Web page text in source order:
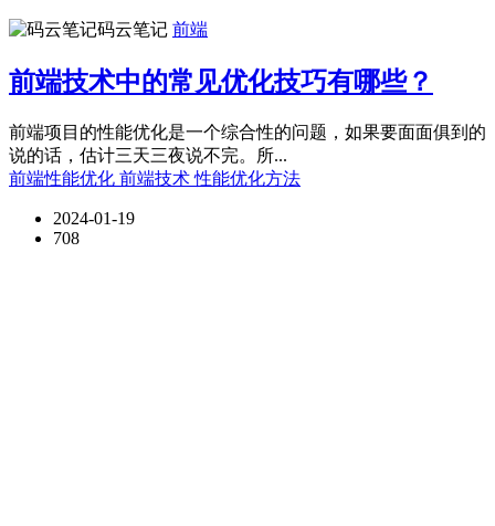
码云笔记 前端
前端技术中的常见优化技巧有哪些？
前端项目的性能优化是一个综合性的问题，如果要面面俱到的
说的话，估计三天三夜说不完。所...
前端性能优化 前端技术 性能优化方法
2024-01-19
708